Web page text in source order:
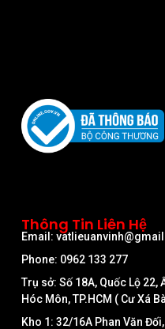
Thông Tin Liên Hệ
Email:
Phone: 0962 133 277
Trụ sở: Số 18A, Quốc Lộ 22,
Hóc Môn, TP.HCM ( Cư Xá
Kho 1: 32/16A Phan Văn